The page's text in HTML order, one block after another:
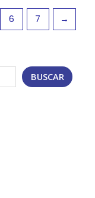
BUSCAR
6 7 →